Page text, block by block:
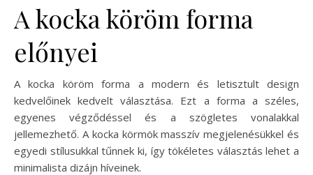
A kocka köröm forma
előnyei
A kocka köröm forma a modern és letisztult design
kedvelőinek kedvelt választása. Ezt a forma a széles,
egyenes végződéssel és a szögletes vonalakkal
jellemezhető. A kocka körmök masszív megjelenésükkel és
egyedi stílusukkal tűnnek ki, így tökéletes választás lehet a
minimalista dizájn híveinek.